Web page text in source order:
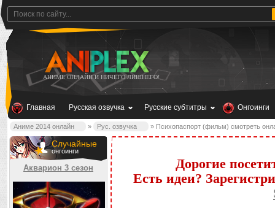
АНИМЕ ОНЛАЙН И НИЧЕГО ЛИШНЕГО!
Главная Русская озвучка Русские субтитры Онгоинги
Аниме 2014 онлайн » Рус. озвучка » Психопаспорт (фильм) смотреть
Случайные
онгоинги
Акварион 3 сезон
Дорогие
Есть идеи?